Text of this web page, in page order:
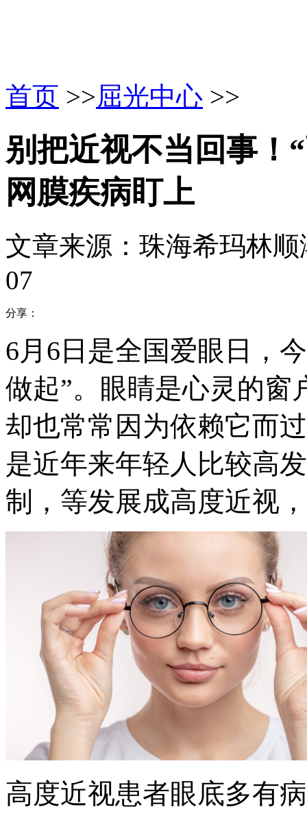
首页 >>屈光中心 >>
别把近视不当回事！
网膜疾病盯上
文章来源：珠海希玛林
07
分享：
6月6日是全国爱眼日，
做起”。眼睛是心灵的窗
却也常常因为依赖它而
是近年来年轻人比较高
制，等发展成高度近视
高度近视患者眼底多有